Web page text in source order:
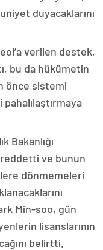
duyacaklarını
verilen destek,
bu da hükümetin
önce sistemi
Bakanlığı
ve bunun
dönmemeleri
Min-soo, gün
lisanslarının
belirtti.